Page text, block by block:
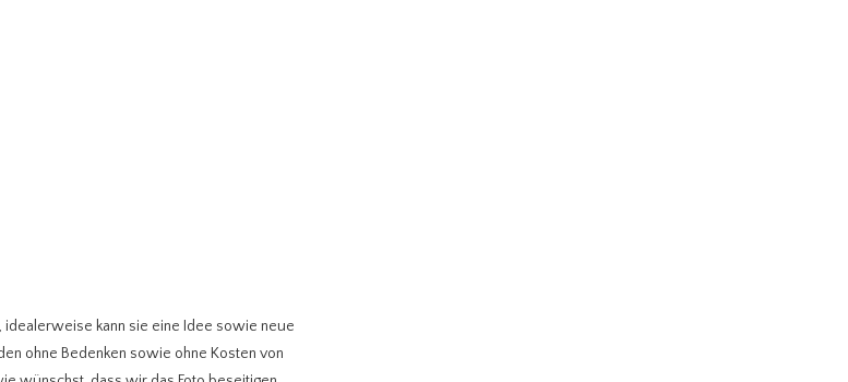
, idealerweise kann sie eine Idee sowie neue
ohne Bedenken sowie ohne Kosten von